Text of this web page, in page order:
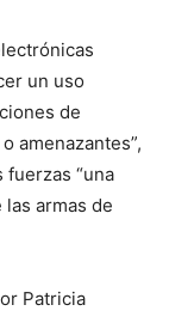
un uso
de
amenazantes”,
fuerzas “una
armas de
Patricia